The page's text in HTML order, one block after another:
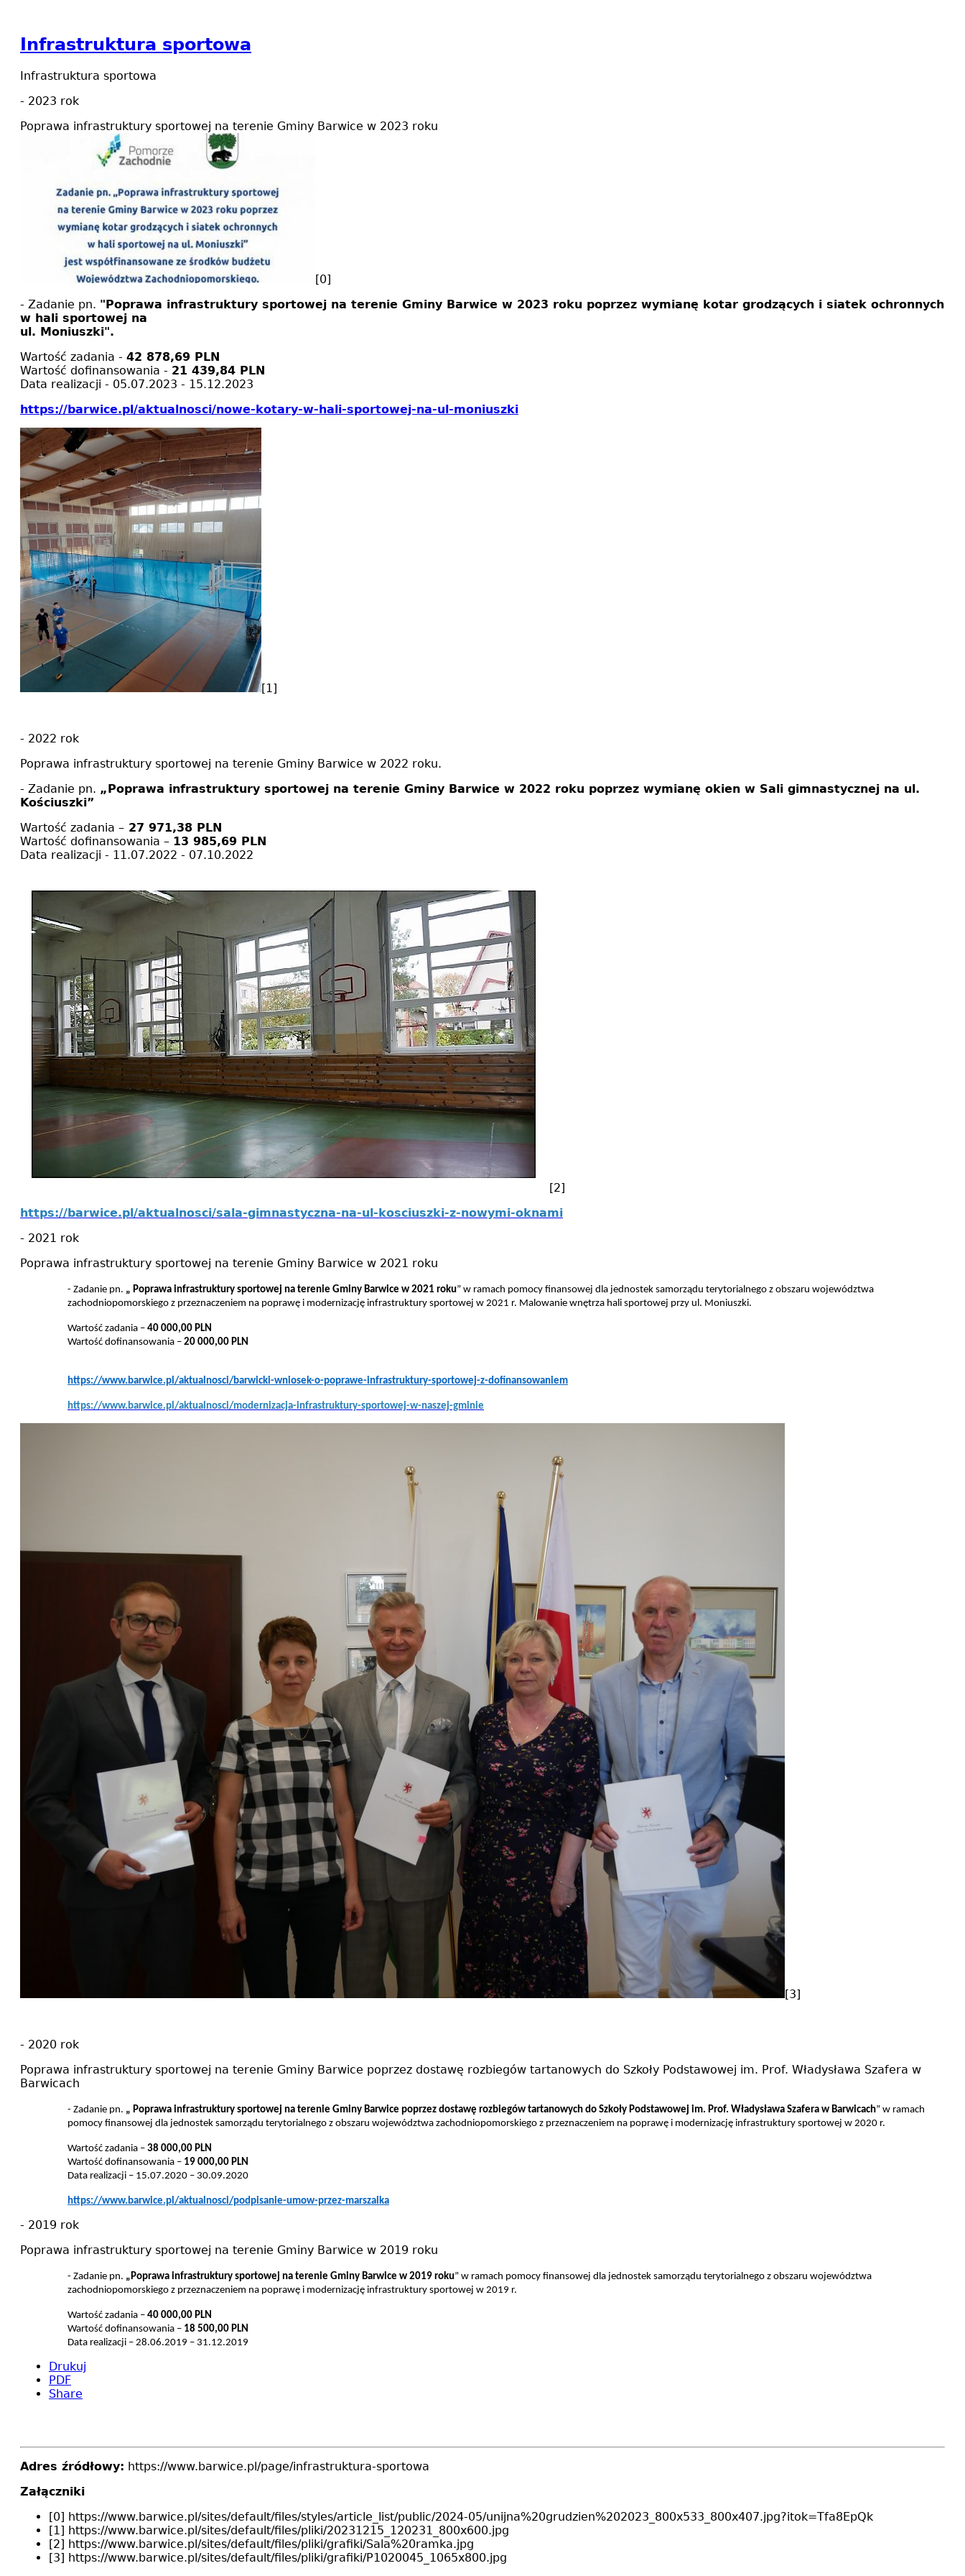
Infrastruktura sportowa
Infrastruktura sportowa
- 2023 rok
Poprawa infrastruktury sportowej na terenie Gminy Barwice w 2023 roku
[0]
- Zadanie pn. "Poprawa infrastruktury sportowej na terenie Gminy Barwice w 2023 roku poprzez wymianę kotar grodzących i siatek ochronnych
w hali sportowej na
ul. Moniuszki".
Wartość zadania - 42 878,69 PLN
Wartość dofinansowania - 21 439,84 PLN
Data realizacji - 05.07.2023 - 15.12.2023
https://barwice.pl/aktualnosci/nowe-kotary-w-hali-sportowej-na-ul-moniuszki
[1]
- 2022 rok
Poprawa infrastruktury sportowej na terenie Gminy Barwice w 2022 roku.
- Zadanie pn. „Poprawa infrastruktury sportowej na terenie Gminy Barwice w 2022 roku poprzez wymianę okien w Sali gimnastycznej na ul.
Kościuszki”
Wartość zadania – 27 971,38 PLN
Wartość dofinansowania – 13 985,69 PLN
Data realizacji - 11.07.2022 - 07.10.2022
[2]
https://barwice.pl/aktualnosci/sala-gimnastyczna-na-ul-kosciuszki-z-nowymi-oknami
- 2021 rok
Poprawa infrastruktury sportowej na terenie Gminy Barwice w 2021 roku
- Zadanie pn. „ Poprawa infrastruktury sportowej na terenie Gminy Barwice w 2021 roku” w ramach pomocy finansowej dla jednostek samorządu terytorialnego z obszaru województwa
zachodniopomorskiego z przeznaczeniem na poprawę i modernizację infrastruktury sportowej w 2021 r. Malowanie wnętrza hali sportowej przy ul. Moniuszki.
Wartość zadania – 40 000,00 PLN
Wartość dofinansowania – 20 000,00 PLN
https://www.barwice.pl/aktualnosci/barwicki-wniosek-o-poprawe-infrastruktury-sportowej-z-dofinansowaniem
https://www.barwice.pl/aktualnosci/modernizacja-infrastruktury-sportowej-w-naszej-gminie
[3]
- 2020 rok
Poprawa infrastruktury sportowej na terenie Gminy Barwice poprzez dostawę rozbiegów tartanowych do Szkoły Podstawowej im. Prof. Władysława Szafera w
Barwicach
- Zadanie pn. „ Poprawa infrastruktury sportowej na terenie Gminy Barwice poprzez dostawę rozbiegów tartanowych do Szkoły Podstawowej im. Prof. Władysława Szafera w Barwicach” w ramach
pomocy finansowej dla jednostek samorządu terytorialnego z obszaru województwa zachodniopomorskiego z przeznaczeniem na poprawę i modernizację infrastruktury sportowej w 2020 r.
Wartość zadania – 38 000,00 PLN
Wartość dofinansowania – 19 000,00 PLN
Data realizacji – 15.07.2020 – 30.09.2020
https://www.barwice.pl/aktualnosci/podpisanie-umow-przez-marszalka
- 2019 rok
Poprawa infrastruktury sportowej na terenie Gminy Barwice w 2019 roku
- Zadanie pn. „Poprawa infrastruktury sportowej na terenie Gminy Barwice w 2019 roku” w ramach pomocy finansowej dla jednostek samorządu terytorialnego z obszaru województwa
zachodniopomorskiego z przeznaczeniem na poprawę i modernizację infrastruktury sportowej w 2019 r.
Wartość zadania – 40 000,00 PLN
Wartość dofinansowania – 18 500,00 PLN
Data realizacji – 28.06.2019 – 31.12.2019
Drukuj
PDF
Share
Adres źródłowy: https://www.barwice.pl/page/infrastruktura-sportowa
Załączniki
[0] https://www.barwice.pl/sites/default/files/styles/article_list/public/2024-05/unijna%20grudzien%202023_800x533_800x407.jpg?itok=Tfa8EpQk
[1] https://www.barwice.pl/sites/default/files/pliki/20231215_120231_800x600.jpg
[2] https://www.barwice.pl/sites/default/files/pliki/grafiki/Sala%20ramka.jpg
[3] https://www.barwice.pl/sites/default/files/pliki/grafiki/P1020045_1065x800.jpg